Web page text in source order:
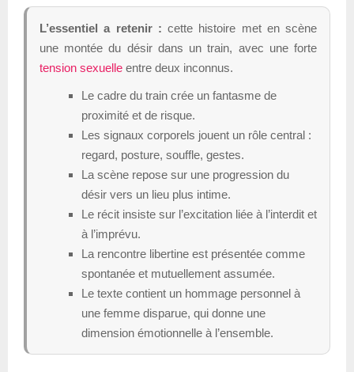
L’essentiel a retenir : cette histoire met en scène
une montée du désir dans un train, avec une forte
tension sexuelle entre deux inconnus.
Le cadre du train crée un fantasme de
proximité et de risque.
Les signaux corporels jouent un rôle central :
regard, posture, souffle, gestes.
La scène repose sur une progression du
désir vers un lieu plus intime.
Le récit insiste sur l’excitation liée à l’interdit et
à l’imprévu.
La rencontre libertine est présentée comme
spontanée et mutuellement assumée.
Le texte contient un hommage personnel à
une femme disparue, qui donne une
dimension émotionnelle à l’ensemble.